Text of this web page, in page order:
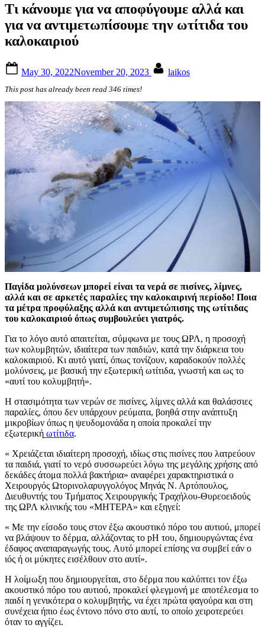
Τι κάνουμε για να αποφύγουμε αλλά και
για να αντιμετωπίσουμε την ωτίτιδα του
καλοκαιριού
on
May 30, 2022November 20, 2023 laikos
This post has already been read 346 times!
Παγίδα μολύνσεων μπορεί είναι τα νερά σε πισίνες, λίμνες,
αλλά και σε αρκετές παραλίες την καλοκαιρινή περίοδο! Ποια
τα μέτρα προφύλαξης αλλά και αντιμετώπισης της ωτίτιδας
του καλοκαιριού όπως συμβουλεύει γιατρός.
Για το λόγο αυτό απαιτείται, σύμφωνα με τους ΩΡΛ, η προσοχή
των κολυμβητών, ιδιαίτερα των παιδιών, κατά την διάρκεια του
καλοκαιριού. Κι αυτό γιατί, όπως τονίζουν, καραδοκούν πολλές
μολύνσεις, με βασική την εξωτερική ωτίτιδα, γνωστή και ως το
«αυτί του κολυμβητή».
Η στασιμότητα των νερών σε πισίνες, λίμνες αλλά και θαλάσσιες
παραλίες, όπου δεν υπάρχουν ρεύματα, βοηθά στην ανάπτυξη
μικροβίων όπως η ψευδομονάδα η οποία προκαλεί την
εξωτερική ωτίτιδα.
« Χρειάζεται ιδιαίτερη προσοχή, ιδίως στις πισίνες που λατρεύουν
τα παιδιά, γιατί το νερό συσσωρεύει λόγω της μεγάλης χρήσης από
δεκάδες άτομα πολλά βακτήρια» αναφέρει χαρακτηριστικά ο
Χειρουργός Ωτορινολαρυγγολόγος Μηνάς Ν. Αρτόπουλος,
Διευθυντής του Τμήματος Χειρουργικής Τραχήλου-Θυρεοειδούς
της ΩΡΛ κλινικής του «ΜΗΤΕΡΑ» και εξηγεί:
« Με την είσοδο τους στον έξω ακουστικό πόρο του αυτιού, μπορεί
να βλάψουν το δέρμα, αλλάζοντας το pH του, δημιουργώντας ένα
έδαφος αναπαραγωγής τους. Αυτό μπορεί επίσης να συμβεί εάν ο
ιός ή οι μύκητες εισέλθουν στο αυτί».
Η λοίμωξη που δημιουργείται, στο δέρμα που καλύπτει τον έξω
ακουστικό πόρο του αυτιού, προκαλεί φλεγμονή με αποτέλεσμα το
παιδί η γενικότερα ο κολυμβητής, να έχει πρώτα φαγούρα και στη
συνέχεια ήπιο έως έντονο πόνο στο αυτί, το οποίο χειροτερεύει
όταν το αγγίζει.